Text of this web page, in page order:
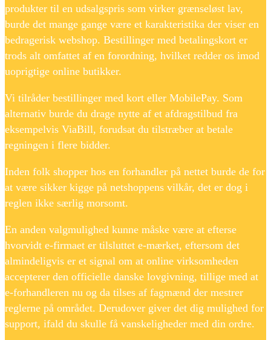
produkter til en udsalgspris som virker grænseløst lav,
burde det mange gange være et karakteristika der viser en
bedragerisk webshop. Bestillinger med betalingskort er
trods alt omfattet af en forordning, hvilket redder os imod
uoprigtige online butikker.
Vi tilråder bestillinger med kort eller MobilePay. Som
alternativ burde du drage nytte af et afdragstilbud fra
eksempelvis ViaBill, forudsat du tilstræber at betale
regningen i flere bidder.
Inden folk shopper hos en forhandler på nettet burde de for
at være sikker kigge på netshoppens vilkår, det er dog i
reglen ikke særlig morsomt.
En anden valgmulighed kunne måske være at efterse
hvorvidt e-firmaet er tilsluttet e-mærket, eftersom det
almindeligvis er et signal om at online virksomheden
accepterer den officielle danske lovgivning, tillige med at
e-forhandleren nu og da tilses af fagmænd der mestrer
reglerne på området. Derudover giver det dig mulighed for
support, ifald du skulle få vanskeligheder med din ordre.